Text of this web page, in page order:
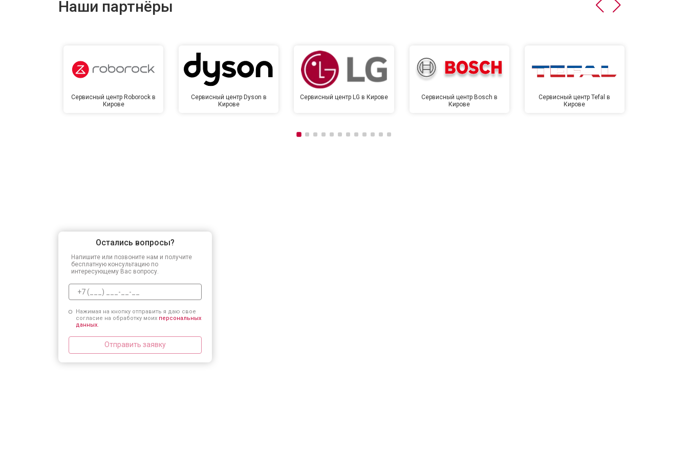
Замена сетевого трансформатора
Наши партнёры
Сервисный центр Roborock в
Кирове
Сервисный центр Dyson в
Кирове
Сервисный центр LG в Кирове
Сервисный центр Bosch в
Кирове
Сервисный центр Tefal в
Кирове
Остались вопросы?
Напишите или позвоните нам и получите
бесплатную консультацию по
интересующему Вас вопросу.
Нажимая на кнопку отправить я даю свое
согласие на обработку моих персональных
данных.
Отправить заявку